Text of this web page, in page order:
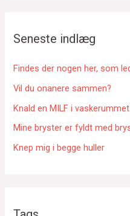
f
e
r
:
Seneste indlæg
Findes der nogen her, som
Vil du onanere sammen?
Knald en MILF i vaskerummet
Mine bryster er fyldt med
Knep mig i begge huller